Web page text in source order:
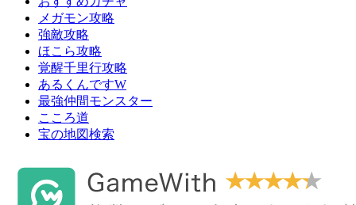
メガモン攻略
強敵攻略
ほこら攻略
覚醒千里行攻略
あるくんですW
最強仲間モンスター
こころ道
宝の地図検索